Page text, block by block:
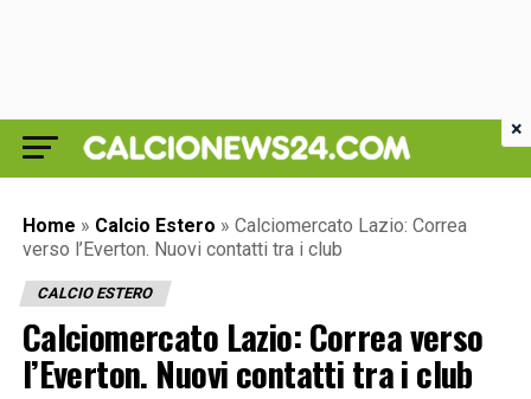
Home » Calcio Estero » Calciomercato Lazio: Correa
verso l’Everton. Nuovi contatti tra i club
CALCIO ESTERO
Calciomercato Lazio: Correa verso
l’Everton. Nuovi contatti tra i club
×